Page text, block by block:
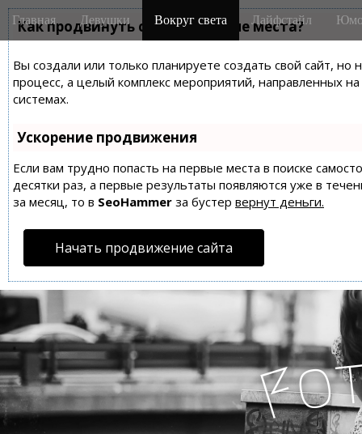
Как продвинуть сайт на первые места?
Вы создали или только планируете создать свой сайт,
процесс, а целый комплекс мероприятий, направленных
системах.
Ускорение продвижения
Если вам трудно попасть на первые места в поиске
десятки раз, а первые результаты появляются уже в
за месяц, то в SeoHammer за бустер вернут деньги.
Начать продвижение сайта
M
a
n
m
e
n
u
i
Главная Девушки Вокруг света Лайфстайл
Fo